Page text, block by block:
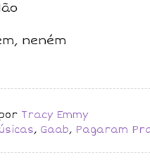
neném
Tracy Emmy
, Gaab, Pagaram